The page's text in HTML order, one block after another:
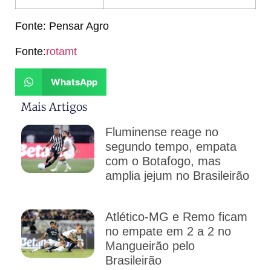
Fonte: Pensar Agro
Fonte:rotamt
WhatsApp
Mais Artigos
Fluminense reage no
segundo tempo, empata
com o Botafogo, mas
amplia jejum no Brasileirão
Atlético-MG e Remo ficam
no empate em 2 a 2 no
Mangueirão pelo
Brasileirão